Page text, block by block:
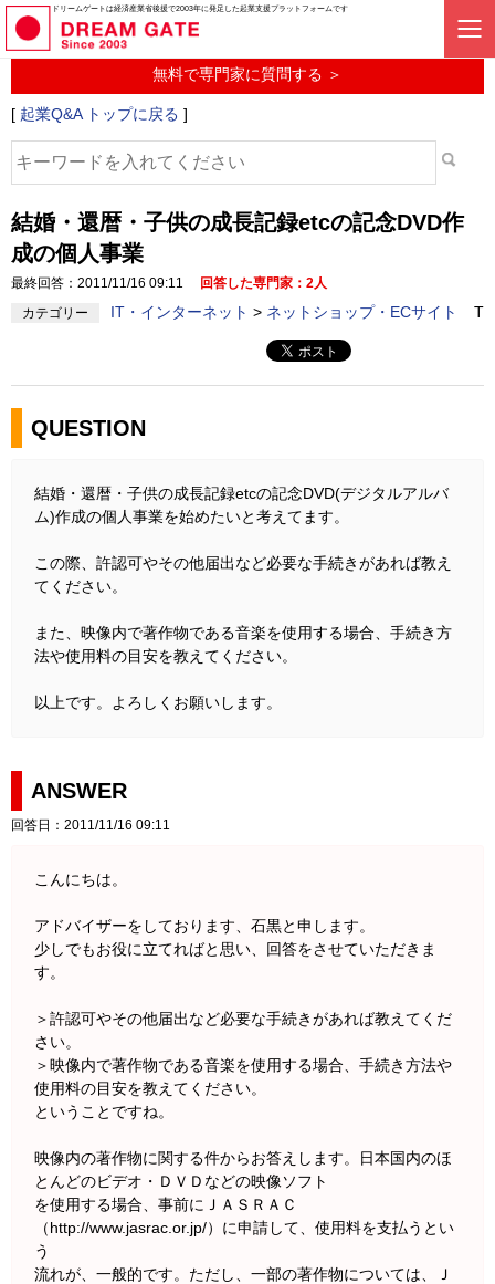
ドリームゲートは経済産業省後援で2003年に発足した起業支援プラットフォームです
起業に関するみんなの質問投稿サービス
起業Q&A
無料で専門家に質問する ＞
[ 起業Q&A トップに戻る ]
結婚・還暦・子供の成長記録etcの記念DVD作
成の個人事業
最終回答：2011/11/16 09:11
回答した専門家：2人
カテゴリー
IT・インターネット > ネットショップ・ECサイト T
QUESTION
結婚・還暦・子供の成長記録etcの記念DVD(デジタルアルバ
ム)作成の個人事業を始めたいと考えてます。
この際、許認可やその他届出など必要な手続きがあれば教え
てください。
また、映像内で著作物である音楽を使用する場合、手続き方
法や使用料の目安を教えてください。
以上です。よろしくお願いします。
ANSWER
回答日：2011/11/16 09:11
こんにちは。
アドバイザーをしております、石黒と申します。
少しでもお役に立てればと思い、回答をさせていただきま
す。
＞許認可やその他届出など必要な手続きがあれば教えてくだ
さい。
＞映像内で著作物である音楽を使用する場合、手続き方法や
使用料の目安を教えてください。
ということですね。
映像内の著作物に関する件からお答えします。日本国内のほ
とんどのビデオ・ＤＶＤなどの映像ソフト
を使用する場合、事前にＪＡＳＲＡＣ
（http://www.jasrac.or.jp/）に申請して、使用料を支払うとい
う
流れが、一般的です。ただし、一部の著作物については、Ｊ